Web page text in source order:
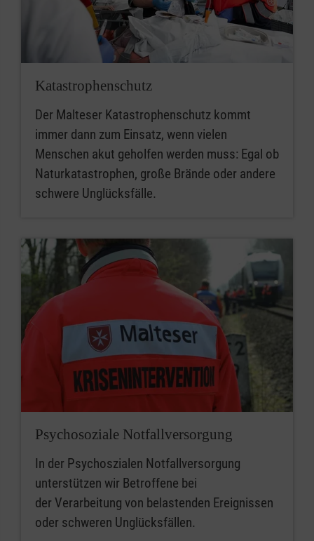
Katastrophenschutz
Der Malteser Katastrophenschutz kommt
immer dann zum Einsatz, wenn vielen
Menschen akut geholfen werden muss: Egal ob
Naturkatastrophen, große Brände oder andere
schwere Unglücksfälle.
Psychosoziale Notfallversorgung
In der Psychoszialen Notfallversorgung
unterstützen wir Betroffene bei
der Verarbeitung von belastenden Ereignissen
oder schweren Unglücksfällen.